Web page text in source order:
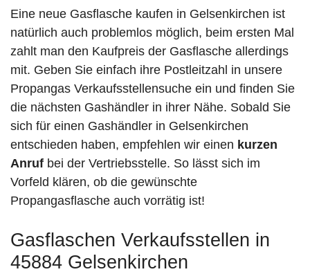
Eine neue Gasflasche kaufen in Gelsenkirchen ist
natürlich auch problemlos möglich, beim ersten Mal
zahlt man den Kaufpreis der Gasflasche allerdings
mit. Geben Sie einfach ihre Postleitzahl in unsere
Propangas Verkaufsstellensuche ein und finden Sie
die nächsten Gashändler in ihrer Nähe. Sobald Sie
sich für einen Gashändler in Gelsenkirchen
entschieden haben, empfehlen wir einen kurzen
Anruf bei der Vertriebsstelle. So lässt sich im
Vorfeld klären, ob die gewünschte
Propangasflasche auch vorrätig ist!
Gasflaschen Verkaufsstellen in
45884 Gelsenkirchen